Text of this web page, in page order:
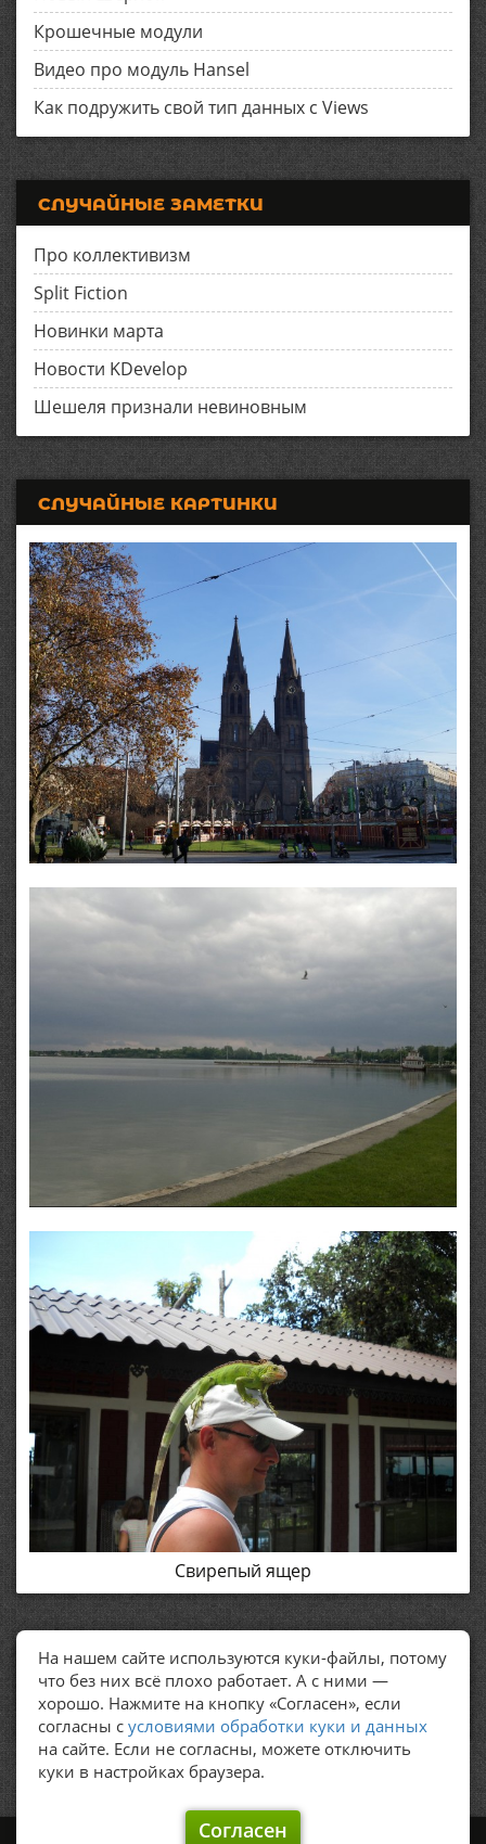
Крошечные модули
Видео про модуль Hansel
Как подружить свой тип данных с Views
СЛУЧАЙНЫЕ ЗАМЕТКИ
Про коллективизм
Split Fiction
Новинки марта
Новости KDevelop
Шешеля признали невиновным
СЛУЧАЙНЫЕ КАРТИНКИ
Свирепый ящер
ПОЛЕЗНЫЕ ССЫЛКИ
Политика обработки персональных данных
На нашем сайте используются куки-файлы, потому
что без них всё плохо работает. А с ними —
хорошо. Нажмите на кнопку «Согласен», если
согласны с условиями обработки куки и данных
на сайте. Если не согласны, можете отключить
куки в настройках браузера.
Согласен